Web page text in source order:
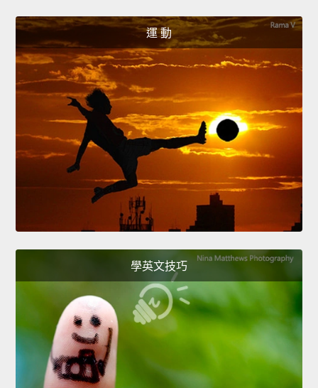
運 動
學英文技巧